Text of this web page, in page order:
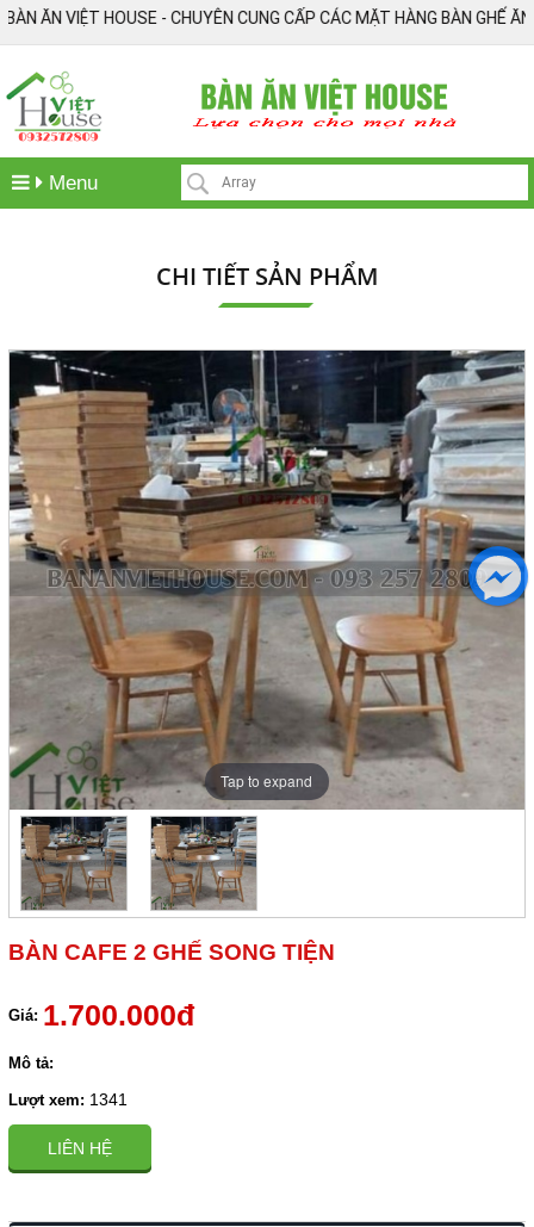
ĂN VIỆT HOUSE - CHUYÊN CUNG CẤP CÁC MẶT HÀNG BÀN GHẾ ĂN
Menu
CHI TIẾT SẢN PHẨM
Tap to expand
BÀN CAFE 2 GHẾ SONG TIỆN
Giá: 1.700.000đ
Mô tả:
Lượt xem: 1341
LIÊN HỆ